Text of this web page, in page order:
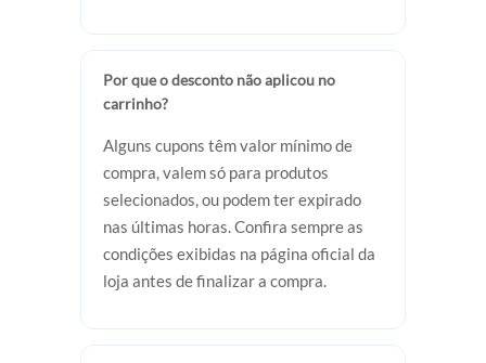
Por que o desconto não aplicou no
carrinho?
Alguns cupons têm valor mínimo de
compra, valem só para produtos
selecionados, ou podem ter expirado
nas últimas horas. Confira sempre as
condições exibidas na página oficial da
loja antes de finalizar a compra.